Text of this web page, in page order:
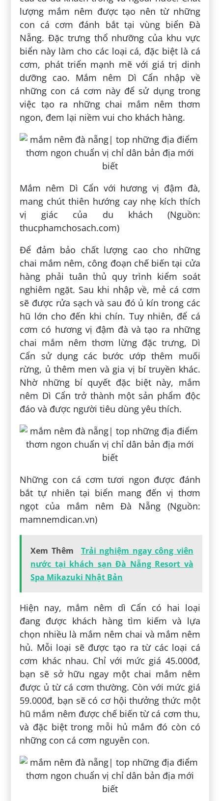
lượng mắm nêm được tạo nên từ những
con cá cơm đánh bắt tại vùng biển Đà
Nẵng. Đặc trưng thổ nhưỡng của khu vực
biển này làm cho các loại cá, đặc biệt là cá
cơm, phát triển mạnh mẽ với giá trị dinh
dưỡng cao. Mắm nêm Dì Cẩn nhập về
những con cá cơm này để sử dụng trong
việc tạo ra những chai mắm nêm thơm
ngon, đem lại niềm vui cho khách hàng.
Mắm nêm Dì Cẩn với hương vị đậm đà,
mang chút thiên hướng cay nhẹ kích thích
vị giác của du khách (Nguồn:
thucphamchosach.com)
Để đảm bảo chất lượng cao cho những
chai mắm nêm, công đoạn chế biến tại cửa
hàng phải tuân thủ quy trình kiểm soát
nghiêm ngặt. Sau khi nhập về, mẻ cá cơm
sẽ được rửa sạch và sau đó ủ kín trong các
hũ lớn cho đến khi chín. Tuy nhiên, để cá
cơm có hương vị đậm đà và tạo ra những
chai mắm nêm thơm lừng đặc trưng, Dì
Cẩn sử dụng các bước ướp thêm muối
rừng, ủ thêm men và gia vị bí truyền khác.
Nhờ những bí quyết đặc biệt này, mắm
nêm Dì Cẩn trở thành một sản phẩm độc
đáo và được người tiêu dùng yêu thích.
Những con cá cơm tươi ngon được đánh
bắt tự nhiên tại biển mang đến vị thơm
ngọt của mắm nêm Đà Nẵng (Nguồn:
mamnemdican.vn)
Xem Thêm
Trải nghiệm ngay công viên
nước tại khách sạn Đà Nẵng Resort và
Spa Mikazuki Nhật Bản
Hiện nay, mắm nêm dì Cẩn có hai loại
đang được khách hàng tìm kiếm và lựa
chọn nhiều là mắm nêm chai và mắm nêm
hủ. Mỗi loại sẽ được tạo ra từ các loại cá
cơm khác nhau. Chỉ với mức giá 45.000đ,
bạn sẽ sở hữu ngay một chai mắm nêm
được ủ từ cá cơm thường. Còn với mức giá
59.000đ, bạn sẽ có cơ hội thưởng thức một
hũ mắm nêm được chế biến từ cá cơm thu,
và đặc biệt trong mỗi hủ mắm đó còn có
những con cá cơm nguyên con.